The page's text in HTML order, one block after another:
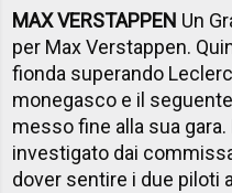
MAX VERSTAPPEN Un
per Max Verstappen.
fionda superando
monegasco e il
messo fine alla sua
investigato dai
dover sentire i due piloti